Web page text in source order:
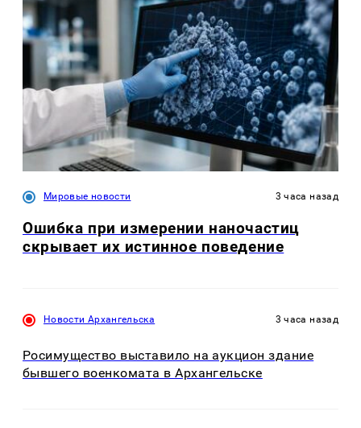
Мировые новости 3 часа назад
Ошибка при измерении наночастиц
скрывает их истинное поведение
Новости Архангельска 3 часа назад
Росимущество выставило на аукцион здание
бывшего военкомата в Архангельске